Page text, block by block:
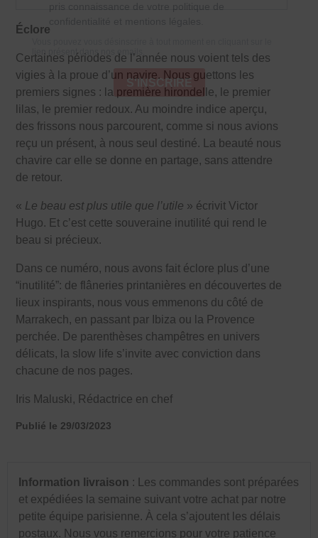
Éclore
Certaines périodes de l’année nous voient tels des
vigies à la proue d’un navire. Nous guettons les
premiers signes : la première hirondelle, le premier
lilas, le premier redoux. Au moindre indice aperçu,
des frissons nous parcourent, comme si nous avions
reçu un présent, à nous seul destiné. La beauté nous
chavire car elle se donne en partage, sans attendre
de retour.
« Le beau est plus utile que l’utile » écrivit Victor
Hugo. Et c’est cette souveraine inutilité qui rend le
beau si précieux.
Dans ce numéro, nous avons fait éclore plus d’une
“inutilité”: de flâneries printanières en découvertes de
lieux inspirants, nous vous emmenons du côté de
Marrakech, en passant par Ibiza ou la Provence
perchée. De parenthèses champêtres en univers
délicats, la slow life s’invite avec conviction dans
chacune de nos pages.
Iris Maluski, Rédactrice en chef
Publié le 29/03/2023
Information livraison : Les commandes sont préparées
et expédiées la semaine suivant votre achat par notre
petite équipe parisienne. À cela s’ajoutent les délais
postaux. Nous vous remercions pour votre patience